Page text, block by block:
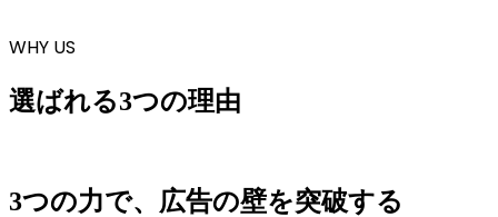
WHY US
選ばれる3つの理由
3つの力で、広告の壁を突破する